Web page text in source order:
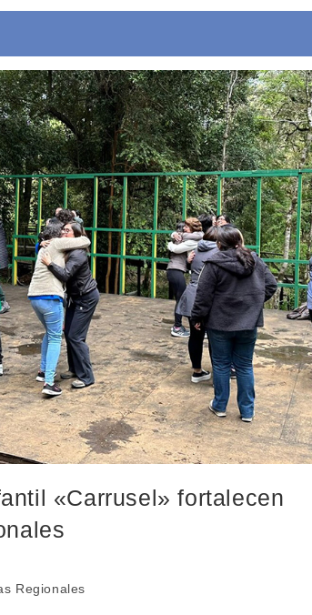
«Carrusel» fortalecen
Regionales